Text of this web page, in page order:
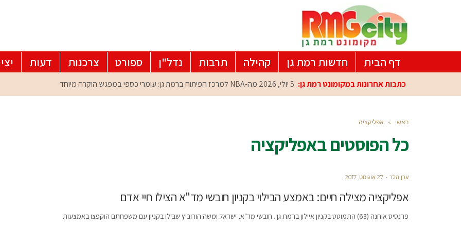
דף הבית חדשות רמת גן קהילה תרבות נדל"ן ספורט צרכנות דעות
כתבות אחרונות במקומונט רמת גן: 5 יולי, 2026 מה-NBA למרכז הפיתוח ברמת גן: עומרי כספי במפגש הוקרה מיוחד
ראשי » אפליקציה
כל הפוסטים באפליקציה
ערן הלר 27 אוגוסט, 2017
אפליקציה מצילה חיים: באמצע הבילוי בקניון חובשי מד"א הצילו חיי אדם
פרנסיס אוחנה (63) התמוטט בקניון איילון ברמת גן . חובשי מד"א, ישראל ומשה הורוביץ שבילו בקניון עם משפחתם הוקפצו באמצעות